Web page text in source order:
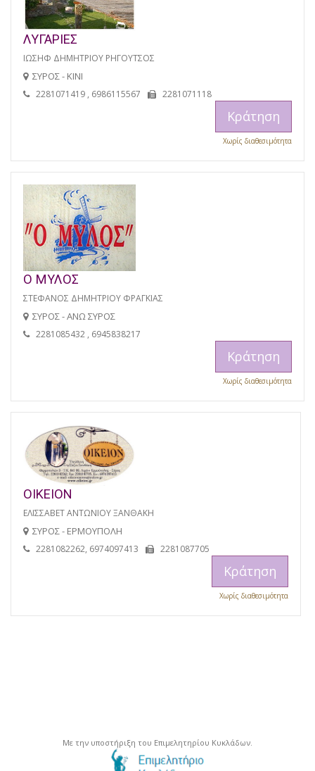
ΛΥΓΑΡΙΕΣ
ΙΩΣΗΦ ΔΗΜΗΤΡΙΟΥ ΡΗΓΟΥΤΣΟΣ
ΣΥΡΟΣ - ΚΙΝΙ
2281071419 , 6986115567 2281071118
Κράτηση
Χωρίς διαθεσιμότητα
Ο ΜΥΛΟΣ
ΣΤΕΦΑΝΟΣ ΔΗΜΗΤΡΙΟΥ ΦΡΑΓΚΙΑΣ
ΣΥΡΟΣ - ΑΝΩ ΣΥΡΟΣ
2281085432 , 6945838217
Κράτηση
Χωρίς διαθεσιμότητα
ΟΙΚΕΙΟΝ
ΕΛΙΣΣΑΒΕΤ ΑΝΤΩΝΙΟΥ ΞΑΝΘΑΚΗ
ΣΥΡΟΣ - ΕΡΜΟΥΠΟΛΗ
2281082262, 6974097413 2281087705
Κράτηση
Χωρίς διαθεσιμότητα
Με την υποστήριξη του Επιμελητηρίου Κυκλάδων.